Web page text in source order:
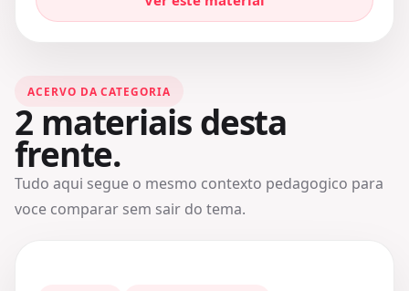
ACERVO DA CATEGORIA
2materiais desta
frente.
Tudo aqui segue o mesmo contexto pedagogico para
voce comparar sem sair do tema.